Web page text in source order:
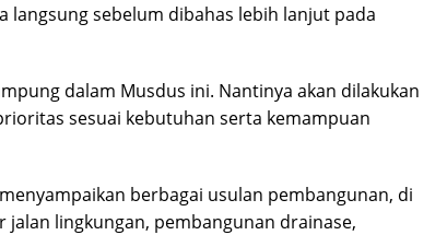
langsung sebelum dibahas lebih lanjut pada
dalam Musdus ini. Nantinya akan dilakukan
sesuai kebutuhan serta kemampuan
berbagai usulan pembangunan, di
lingkungan, pembangunan drainase,